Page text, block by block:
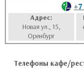
Адрес:
Новая ул., 15,
Оренбург
Телефоны кафе/